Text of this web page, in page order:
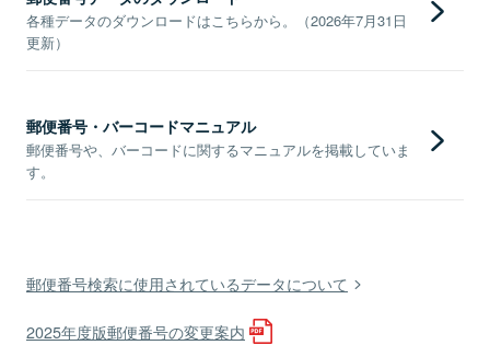
各種データのダウンロードはこちらから。（2026年7月31日
更新）
郵便番号・バーコードマニュアル
郵便番号や、バーコードに関するマニュアルを掲載していま
す。
郵便番号検索に使用されているデータについて
2025年度版郵便番号の変更案内